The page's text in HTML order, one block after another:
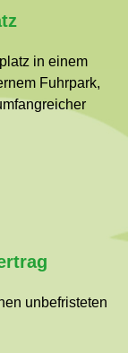
in einem
Fuhrpark,
unbefristeten